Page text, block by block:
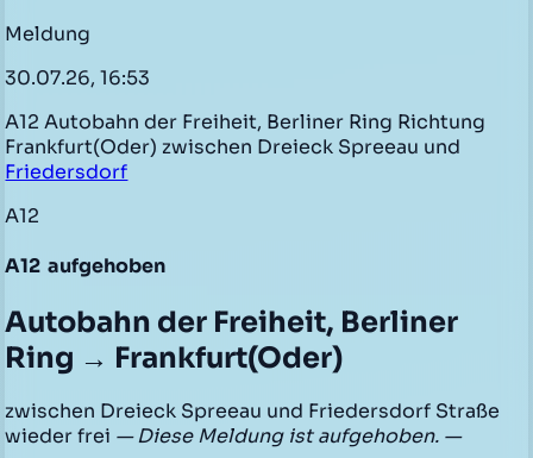
Meldung
30.07.26, 16:53
A12 Autobahn der Freiheit, Berliner Ring Richtung
Frankfurt(Oder) zwischen Dreieck Spreeau und
Friedersdorf
A12
A12 aufgehoben
Autobahn der Freiheit, Berliner
Ring → Frankfurt(Oder)
zwischen Dreieck Spreeau und Friedersdorf Straße
wieder frei — Diese Meldung ist aufgehoben. —